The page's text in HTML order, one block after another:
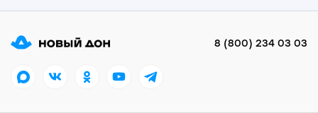
8 (800) 234 03 03